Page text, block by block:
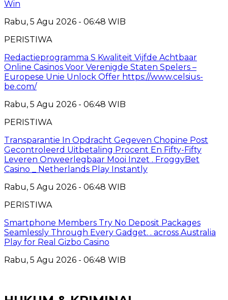
Win
Rabu, 5 Agu 2026 - 06:48 WIB
PERISTIWA
Redactieprogramma S Kwaliteit Vijfde Achtbaar
Online Casinos Voor Verenigde Staten Spelers –
Europese Unie Unlock Offer https://www.celsius-
be.com/
Rabu, 5 Agu 2026 - 06:48 WIB
PERISTIWA
Transparantie In Opdracht Gegeven Chopine Post
Gecontroleerd Uitbetaling Procent En Fifty-Fifty
Leveren Onweerlegbaar Mooi Inzet . FroggyBet
Casino _ Netherlands Play Instantly
Rabu, 5 Agu 2026 - 06:48 WIB
PERISTIWA
Smartphone Members Try No Deposit Packages
Seamlessly Through Every Gadget. . across Australia
Play for Real Gizbo Casino
Rabu, 5 Agu 2026 - 06:48 WIB